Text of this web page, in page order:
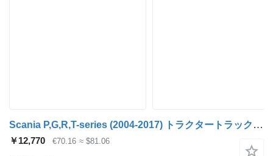
Scania P,G,R,T-series (2004-2017) トラクタートラックのためのScania R-series (01.04-) 1884590 燃料レール
￥12,770 €70.16 ≈ $81.06